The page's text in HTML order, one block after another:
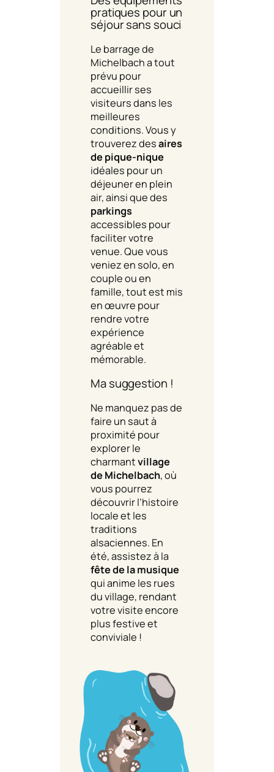
pratiques pour un
séjour sans souci
Le barrage de
Michelbach a tout
prévu pour
accueillir ses
visiteurs dans les
meilleures
conditions. Vous y
trouverez desaires
de pique-nique
idéales pour un
déjeuner en plein
air, ainsi que des
parkings
accessibles pour
faciliter votre
venue. Que vous
veniez en solo, en
couple ou en
famille, tout est mis
en œuvre pour
rendre votre
expérience
agréable et
mémorable.
Ma suggestion !
Ne manquez pas de
faire un saut à
proximité pour
explorer le
charmantvillage
de Michelbach, où
vous pourrez
découvrir l’histoire
locale et les
traditions
alsaciennes. En
été, assistez à la
fête de la musique
qui anime les rues
du village, rendant
votre visite encore
plus festive et
conviviale !